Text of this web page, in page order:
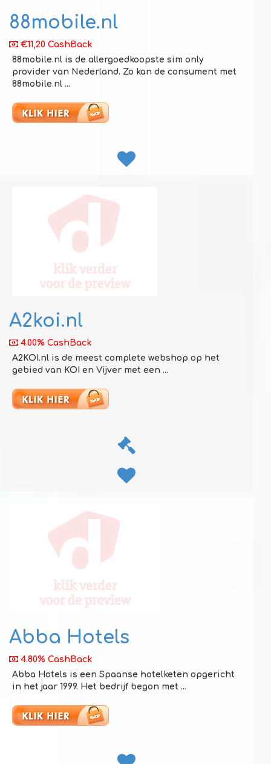
88mobile.nl
€11,20 CashBack
88mobile.nl is de allergoedkoopste sim only
provider van Nederland. Zo kan de consument met
88mobile.nl ...
A2koi.nl
4.00% CashBack
A2KOI.nl is de meest complete webshop op het
gebied van KOI en Vijver met een ...
Abba Hotels
4.80% CashBack
Abba Hotels is een Spaanse hotelketen opgericht
in het jaar 1999. Het bedrijf begon met ...